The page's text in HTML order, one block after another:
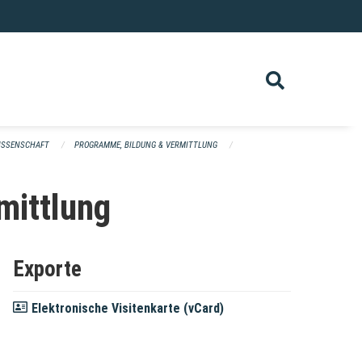
PROGRAMME, BILDUNG & VERMITTLUNG
Exporte
Elektronische Visitenkarte (vCard)